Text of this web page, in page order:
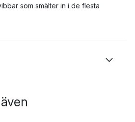
som smälter in i de flesta